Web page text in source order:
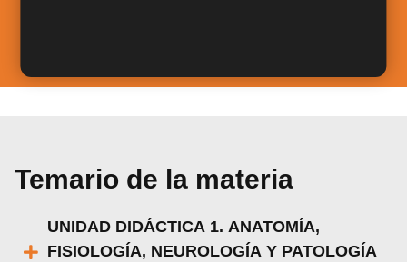
Temario de la materia
UNIDAD DIDÁCTICA 1. ANATOMÍA,
FISIOLOGÍA, NEUROLOGÍA Y PATOLOGÍA